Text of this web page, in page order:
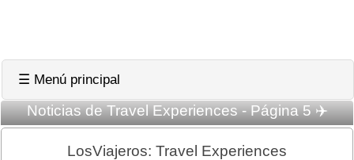
☰ Menú principal
Noticias de Travel Experiences - Página 5 ✈️
LosViajeros: Travel Experiences